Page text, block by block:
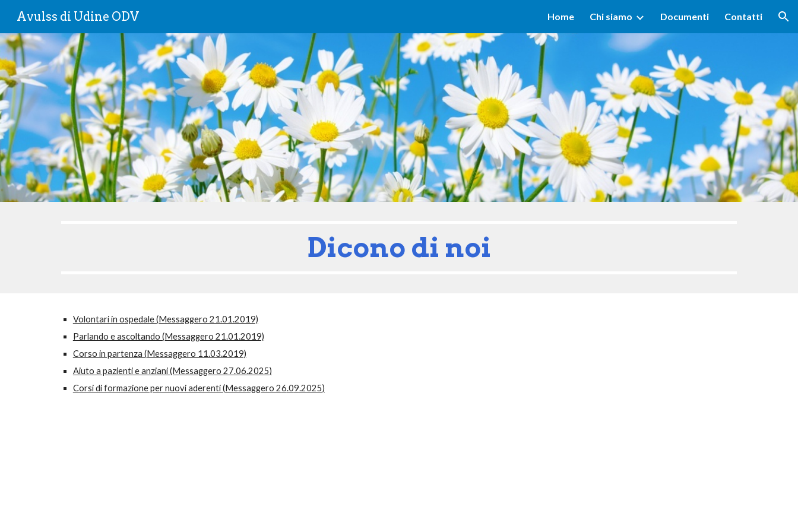
Avulss di Udine ODV Home Chi siamo Documenti Contatti
Dicono di noi
Volontari in ospedale (Messaggero 21.01.2019)
Parlando e ascoltando (Messaggero 21.01.2019)
Corso in partenza (Messaggero 11.03.2019)
Aiuto a pazienti e anziani (Messaggero 27.06.2025)
Corsi di formazione per nuovi aderenti (Messaggero 26.09.2025)